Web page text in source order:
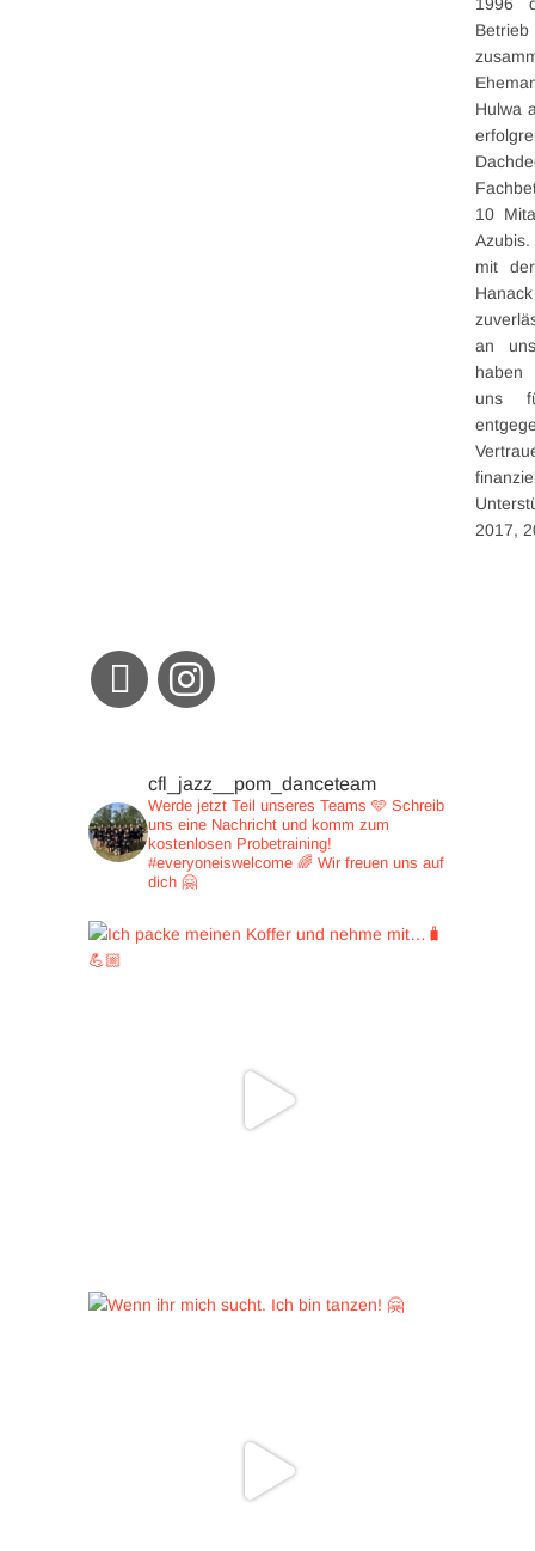
Hulwa
10
Azubis.
mit
an
haben
uns
2017,
cfl_jazz__pom_danceteam
Werde jetzt Teil unseres Teams 🩵 Schreib
uns eine Nachricht und komm zum
kostenlosen Probetraining!
#everyoneiswelcome 🌈 Wir freuen uns auf
dich 🤗